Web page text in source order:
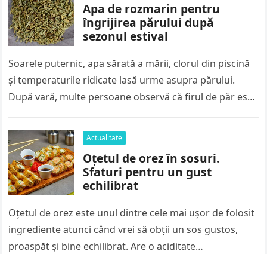
Apa de rozmarin pentru
îngrijirea părului după
sezonul estival
Soarele puternic, apa sărată a mării, clorul din piscină
și temperaturile ridicate lasă urme asupra părului.
După vară, multe persoane observă că firul de păr este
Actualitate
Oțetul de orez în sosuri.
Sfaturi pentru un gust
echilibrat
Oțetul de orez este unul dintre cele mai ușor de folosit
ingrediente atunci când vrei să obții un sos gustos,
proaspăt și bine echilibrat. Are o aciditate…